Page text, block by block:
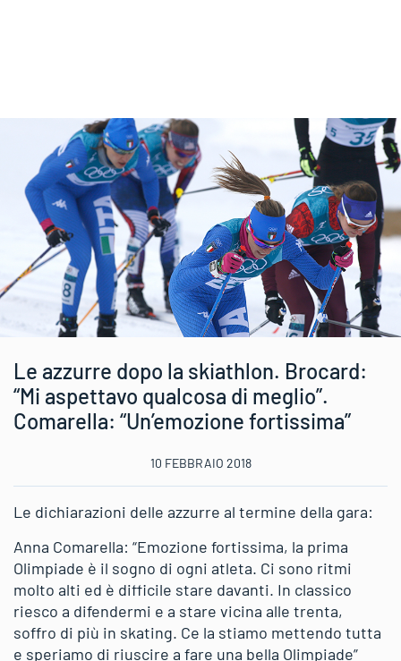
Le azzurre dopo la skiathlon. Brocard:
“Mi aspettavo qualcosa di meglio”.
Comarella: “Un’emozione fortissima”
10 FEBBRAIO 2018
Le dichiarazioni delle azzurre al termine della gara:
Anna Comarella: “Emozione fortissima, la prima
Olimpiade è il sogno di ogni atleta. Ci sono ritmi
molto alti ed è difficile stare davanti. In classico
riesco a difendermi e a stare vicina alle trenta,
soffro di più in skating. Ce la stiamo mettendo tutta
e speriamo di riuscire a fare una bella Olimpiade”